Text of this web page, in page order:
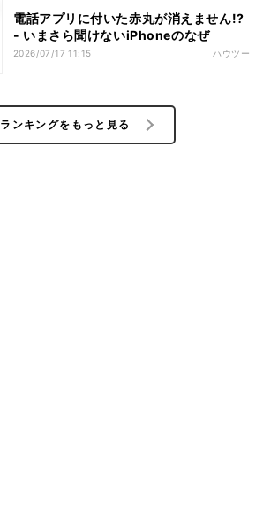
電話アプリに付いた赤丸が消えません!?
- いまさら聞けないiPhoneのなぜ
2026/07/17 11:15 ハウツー
ランキングをもっと見る